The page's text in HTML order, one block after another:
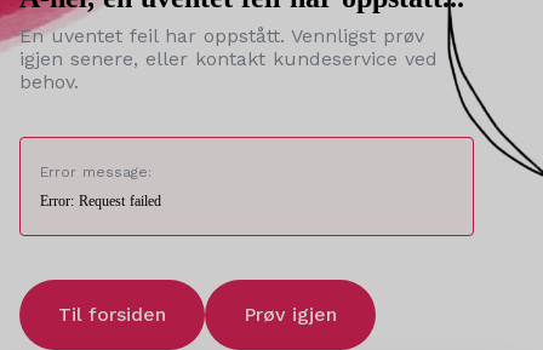
En uventet feil har oppstått. Vennligst prøv
igjen senere, eller kontakt kundeservice ved
behov.
Error message:
Error: Request failed
Til forsiden Prøv igjen